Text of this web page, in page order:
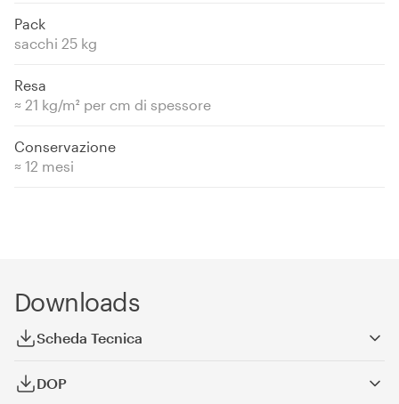
Pack
sacchi 25 kg
Resa
≈ 21 kg/m² per cm di spessore
Conservazione
≈ 12 mesi
Downloads
Scheda Tecnica
DOP